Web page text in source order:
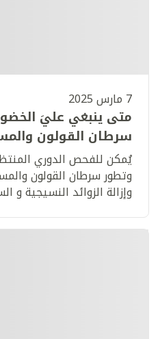
7 مارس 2025
متى ينبغي عليَ
سرطان القولون
يُمكن للفحص الدوري
وتطور سرطان القولون
وإزالة الزوائد النسيجية و